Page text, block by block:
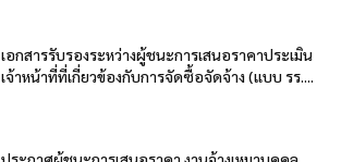
เอกสารรับรองระหว่างผู้ชนะการเสนอราคาประเมิน
เจ้าหน้าที่ที่เกี่ยวข้องกับการจัดซื้อจัดจ้าง (แบบ รร....